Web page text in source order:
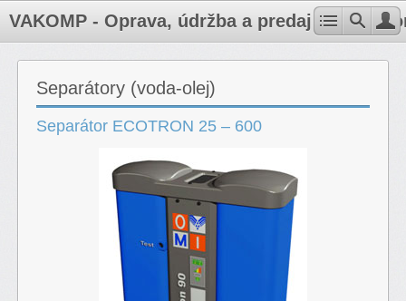
VAKOMP - Oprava, údržba a predaj
Separátory (voda-olej)
Separátor ECOTRON 25 – 600